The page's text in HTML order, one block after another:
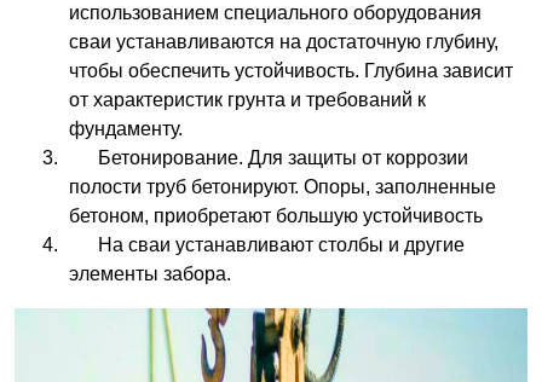
использованием специального оборудования
сваи устанавливаются на достаточную глубину,
чтобы обеспечить устойчивость. Глубина зависит
от характеристик грунта и требований к
фундаменту.
Бетонирование. Для защиты от коррозии
полости труб бетонируют. Опоры, заполненные
бетоном, приобретают большую устойчивость
На сваи устанавливают столбы и другие
элементы забора.